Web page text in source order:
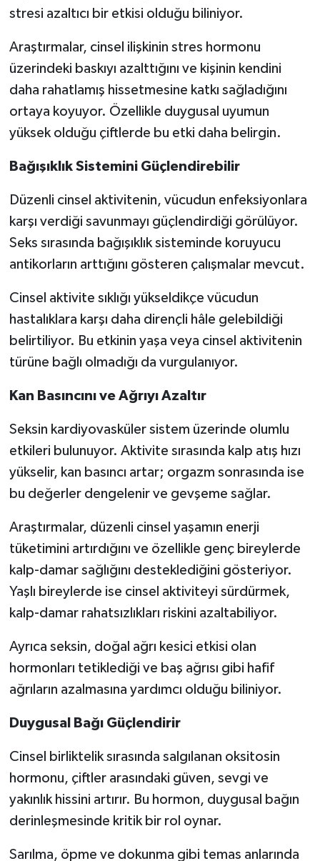
stresi azaltıcı bir etkisi olduğu biliniyor.
Araştırmalar, cinsel ilişkinin stres hormonu
üzerindeki baskıyı azalttığını ve kişinin kendini
daha rahatlamış hissetmesine katkı sağladığını
ortaya koyuyor. Özellikle duygusal uyumun
yüksek olduğu çiftlerde bu etki daha belirgin.
Bağışıklık Sistemini Güçlendirebilir
Düzenli cinsel aktivitenin, vücudun enfeksiyonlara
karşı verdiği savunmayı güçlendirdiği görülüyor.
Seks sırasında bağışıklık sisteminde koruyucu
antikorların arttığını gösteren çalışmalar mevcut.
Cinsel aktivite sıklığı yükseldikçe vücudun
hastalıklara karşı daha dirençli hâle gelebildiği
belirtiliyor. Bu etkinin yaşa veya cinsel aktivitenin
türüne bağlı olmadığı da vurgulanıyor.
Kan Basıncını ve Ağrıyı Azaltır
Seksin kardiyovasküler sistem üzerinde olumlu
etkileri bulunuyor. Aktivite sırasında kalp atış hızı
yükselir, kan basıncı artar; orgazm sonrasında ise
bu değerler dengelenir ve gevşeme sağlar.
Araştırmalar, düzenli cinsel yaşamın enerji
tüketimini artırdığını ve özellikle genç bireylerde
kalp-damar sağlığını desteklediğini gösteriyor.
Yaşlı bireylerde ise cinsel aktiviteyi sürdürmek,
kalp-damar rahatsızlıkları riskini azaltabiliyor.
Ayrıca seksin, doğal ağrı kesici etkisi olan
hormonları tetiklediği ve baş ağrısı gibi hafif
ağrıların azalmasına yardımcı olduğu biliniyor.
Duygusal Bağı Güçlendirir
Cinsel birliktelik sırasında salgılanan oksitosin
hormonu, çiftler arasındaki güven, sevgi ve
yakınlık hissini artırır. Bu hormon, duygusal bağın
derinleşmesinde kritik bir rol oynar.
Sarılma, öpme ve dokunma gibi temas anlarında